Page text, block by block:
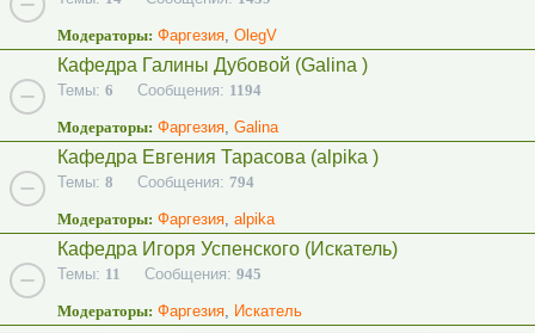
Модераторы: Фаргезия OlegV
Кафедра Галины Дубовой (Galina )
Темы: 6 Сообщения: 1194
Модераторы: Фаргезия Galina
Кафедра Евгения Тарасова (alpika )
Темы: 8 Сообщения: 794
Модераторы: Фаргезия alpika
Кафедра Игоря Успенского (Искатель)
Темы: 11 Сообщения: 945
Модераторы: Фаргезия Искатель